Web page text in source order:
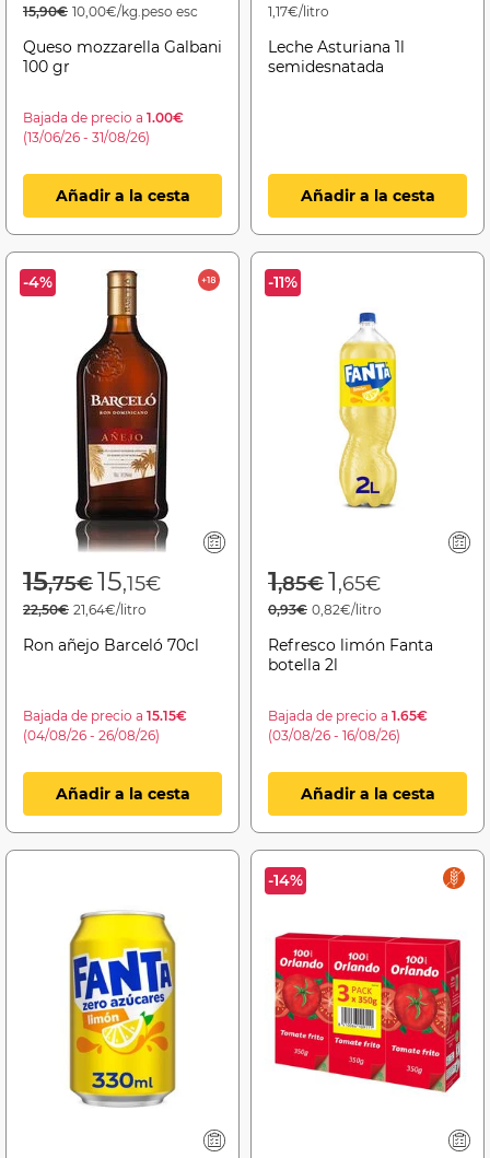
15,90€ 10,00€/kg.peso esc
Queso mozzarella Galbani
100 gr
Bajada de precio a 1.00€
(13/06/26 - 31/08/26)
Añadir a la cesta
1,17€/litro
Leche Asturiana 1l
semidesnatada
Añadir a la cesta
-4%
Price reduced from
15,75€to
15,15€
22,50€ 21,64€/litro
Ron añejo Barceló 70cl
Bajada de precio a 15.15€
(04/08/26 - 26/08/26)
Añadir a la cesta
-11%
Price reduced
1,85€to
1,65€
0,93€ 0,82€/litro
Refresco limón Fanta
botella 2l
Bajada de precio a 1.65€
(03/08/26 - 16/08/26)
Añadir a la cesta
-14%